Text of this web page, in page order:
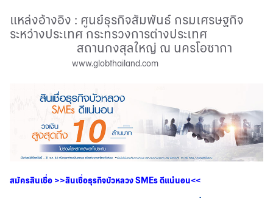
แหล่งอ้างอิง : ศูนย์ธุรกิจสัมพันธ์ กรมเศรษฐกิจ
ระหว่างประเทศ กระทรวงการต่างประเทศ
สถานกงสุลใหญ่ ณ นครโอซากา
www.globthailand.com
สมัครสินเชื่อ >>สินเชื่อธุรกิจบัวหลวงSMEsดีแน่นอน<<